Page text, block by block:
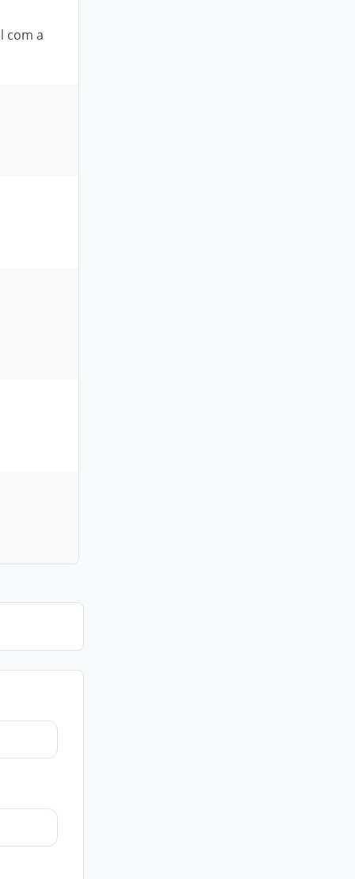
com a